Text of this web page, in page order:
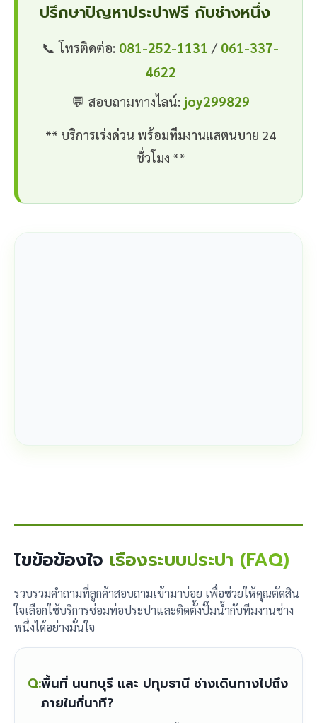
ปรึกษาปัญหาประปาฟรี กับช่างหนึ่ง
📞 โทรติดต่อ: 081-252-1131 / 061-337-
4622
💬 สอบถามทางไลน์: joy299829
** บริการเร่งด่วน พร้อมทีมงานแสตนบาย 24
ชั่วโมง **
ไขข้อข้องใจ เรื่องระบบประปา (FAQ)
รวบรวมคำถามที่ลูกค้าสอบถามเข้ามาบ่อย เพื่อช่วยให้คุณตัดสิน
ใจเลือกใช้บริการซ่อมท่อประปาและติดตั้งปั๊มน้ำกับทีมงานช่าง
หนึ่งได้อย่างมั่นใจ
Q:พื้นที่ นนทบุรี และ ปทุมธานี ช่างเดินทางไปถึง
ภายในกี่นาที?